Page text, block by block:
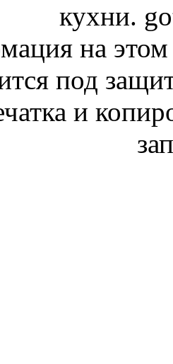
кухни.
на
под
и